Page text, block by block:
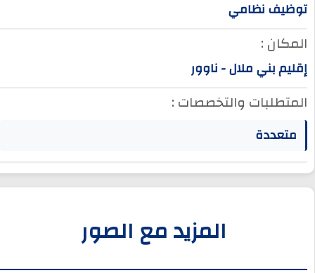
توظيف نظامي
المكان :
إقليم بني ملال - ناوور
المتطلبات والتخصصات :
متعددة
المزيد مع الصور